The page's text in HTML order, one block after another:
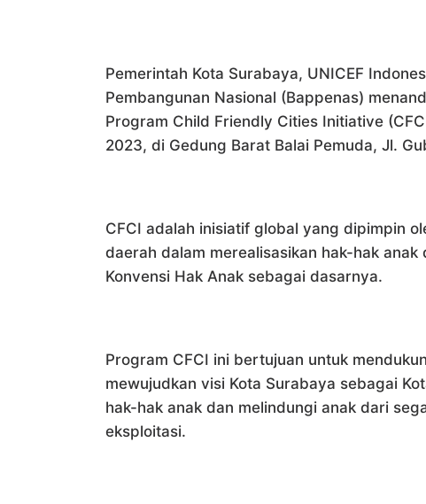
Pemerintah Kota Surabaya, UNICEF
Pembangunan Nasional (Bappenas)
Program Child Friendly Cities Initiative
2023, di Gedung Barat Balai Pemuda, Jl.
CFCI adalah inisiatif global yang dipimpin
daerah dalam merealisasikan hak-hak
Konvensi Hak Anak sebagai dasarnya.
Program CFCI ini bertujuan untuk
mewujudkan visi Kota Surabaya sebagai
hak-hak anak dan melindungi anak dari
eksploitasi.